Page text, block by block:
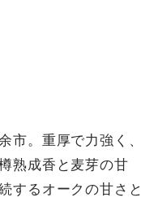
。重厚で力強く、
熟成香と麦芽の甘
するオークの甘さと